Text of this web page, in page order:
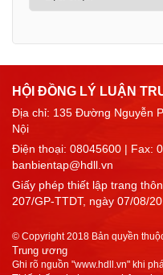
HỘI ĐỒNG LÝ LUẬN
Địa chỉ: 135 Đường Nguyễn
Nội
Điện thoại: 08045600 | Fax:
banbientap@hdll.vn
Giấy phép thiết lập trang
207/GP-TTDT, ngày 07/08/
© Copyright 2018 Bản quyền
Trung ương
Ghi rõ nguồn "www.hdll.vn" khi